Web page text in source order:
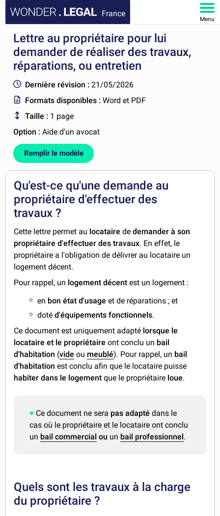
France
Menu
ACCUEIL
DOCUMENTS
FAQ
MON COMPTE
Lettre au propriétaire pour lui
demander de réaliser des travaux,
réparations, ou entretien
Dernière révision : 21/05/2026
Formats disponibles :Word et PDF
Taille : 1 page
Option :Aide d'un avocat
Remplir le modèle
Qu'est-ce qu'une demande au
propriétaire d'effectuer des
travaux ?
Cette lettre permet au locataire dedemander à son
propriétaire d'effectuer des travaux. En effet, le
propriétaire a l'obligation de délivrer au locataire un
logement décent.
Pour rappel, un logement décent est un logement :
en bon état d'usage et de réparations ; et
dotéd'équipements fonctionnels.
Ce document est uniquement adapté lorsque le
locataire et le propriétaireont conclu un bail
d'habitation (vide ou meublé). Pour rappel, un bail
d'habitationest conclu afin que le locataire puisse
habiter dans le logementque le propriétaire loue.
Ce document ne sera pas adapté dans le
cas où le propriétaire et le locataire ont conclu
un bail commercial ou un bail professionnel.
Quels sont les travaux à la charge
du propriétaire ?